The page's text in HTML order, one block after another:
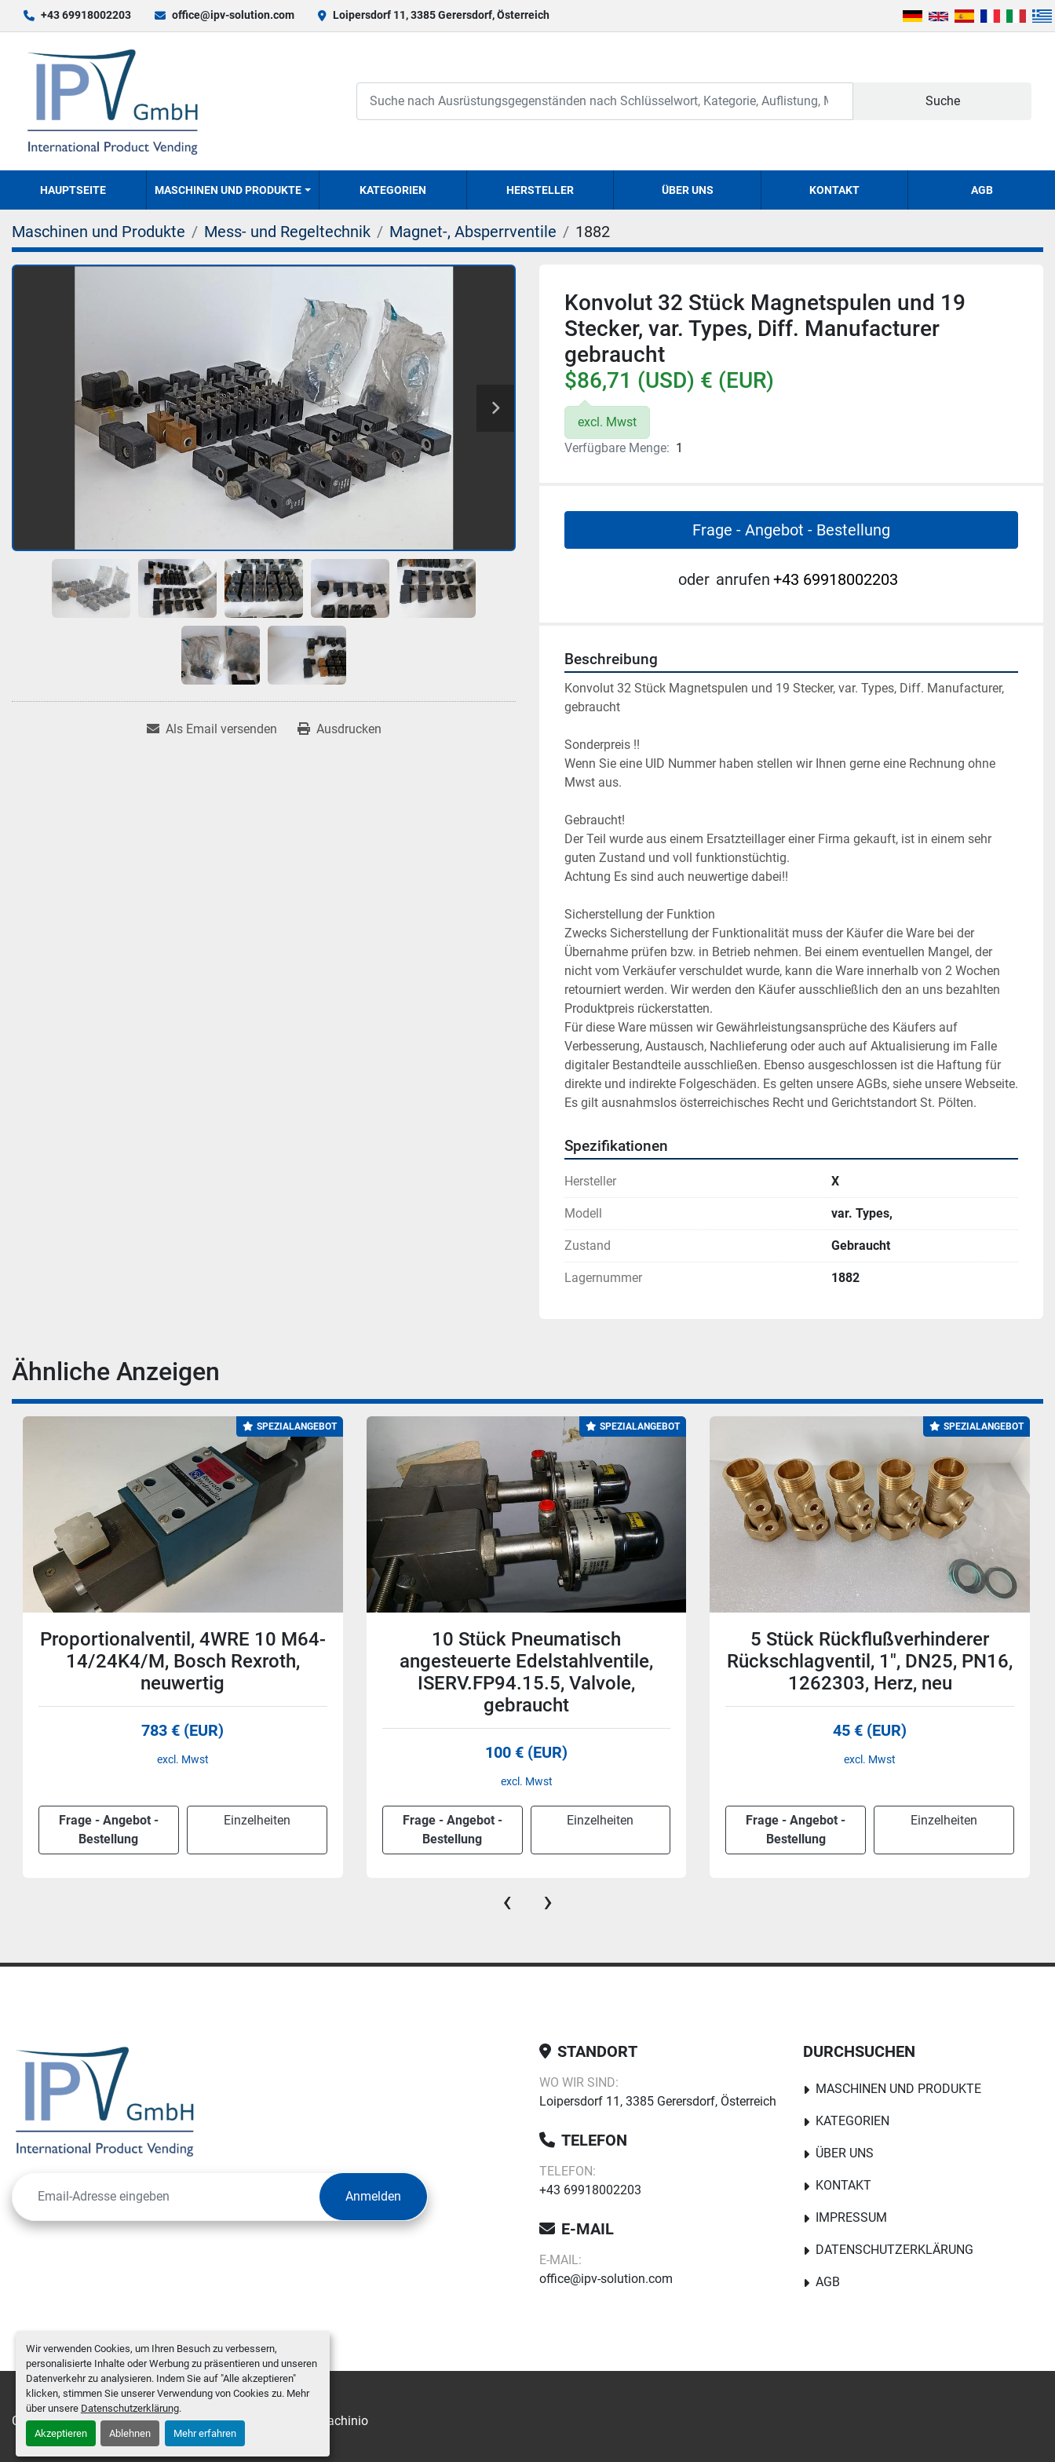
Wir verwenden Cookies, um Ihren Besuch zu verbessern,
personalisierte Inhalte oder Werbung zu präsentieren und unseren
Datenverkehr zu analysieren. Indem Sie auf "Alle akzeptieren"
klicken, stimmen Sie unserer Verwendung von Cookies zu. Mehr
über unsere Datenschutzerklärung.
Akzeptieren Ablehnen Mehr erfahren
+43 69918002203 office@ipv-solution.com Loipersdorf 11, 3385 Gerersdorf, Österreich
Suche
HAUPTSEITE MASCHINEN UND PRODUKTE KATEGORIEN HERSTELLER ÜBER UNS KONTAKT AGB
Maschinen und Produkte Mess- und Regeltechnik Magnet-, Absperrventile 1882
Als Email versenden Ausdrucken
Konvolut 32 Stück Magnetspulen und 19
Stecker, var. Types, Diff. Manufacturer
gebraucht
$86,71 (USD) € (EUR)
excl. Mwst
Verfügbare Menge: 1
Frage - Angebot - Bestellung
oder anrufen +43 69918002203
Beschreibung
Konvolut 32 Stück Magnetspulen und 19 Stecker, var. Types, Diff. Manufacturer,
gebraucht
Sonderpreis !!
Wenn Sie eine UID Nummer haben stellen wir Ihnen gerne eine Rechnung ohne
Mwst aus.
Gebraucht!
Der Teil wurde aus einem Ersatzteillager einer Firma gekauft, ist in einem sehr
guten Zustand und voll funktionstüchtig.
Achtung Es sind auch neuwertige dabei!!
Sicherstellung der Funktion
Zwecks Sicherstellung der Funktionalität muss der Käufer die Ware bei der
Übernahme prüfen bzw. in Betrieb nehmen. Bei einem eventuellen Mangel, der
nicht vom Verkäufer verschuldet wurde, kann die Ware innerhalb von 2 Wochen
retourniert werden. Wir werden den Käufer ausschließlich den an uns bezahlten
Produktpreis rückerstatten.
Für diese Ware müssen wir Gewährleistungsansprüche des Käufers auf
Verbesserung, Austausch, Nachlieferung oder auch auf Aktualisierung im Falle
digitaler Bestandteile ausschließen. Ebenso ausgeschlossen ist die Haftung für
direkte und indirekte Folgeschäden. Es gelten unsere AGBs, siehe unsere Webseite.
Es gilt ausnahmslos österreichisches Recht und Gerichtstandort St. Pölten.
Spezifikationen
Hersteller X
Modell var. Types,
Zustand Gebraucht
Lagernummer 1882
Ähnliche Anzeigen
SPEZIALANGEBOT
10 Stück Pneumatisch
angesteuerte Edelstahlventile,
ISERV.FP94.15.5, Valvole,
gebraucht
100 € (EUR)
Frage - Angebot -
Bestellung
Einzelheiten
SPEZIALANGEBOT
5 Stück Rückflußverhinderer
Rückschlagventil, 1", DN25, PN16,
1262303, Herz, neu
45 € (EUR)
excl. Mwst
Frage - Angebot -
Bestellung
Einzelheiten
Präzisionsdruckregler, 159502,
LRP-1/4-10, Festo, neu
85 € (EUR)
excl. Mwst
Frage - Angebot -
Bestellung
Einzelheiten
‹ ›
Anmelden
STANDORT
WO WIR SIND:
Loipersdorf 11, 3385 Gerersdorf, Österreich
TELEFON
TELEFON:
+43 69918002203
E-MAIL
E-MAIL:
office@ipv-solution.com
DURCHSUCHEN
MASCHINEN UND PRODUKTE
KATEGORIEN
ÜBER UNS
KONTAKT
IMPRESSUM
DATENSCHUTZERKLÄRUNG
AGB
Cookie-Einstellungen Machinio System-Website von Machinio